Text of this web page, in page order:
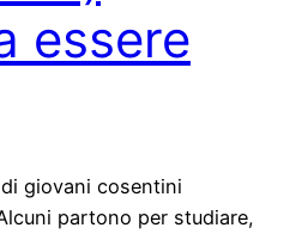
essere
giovani cosentini
partono per studiare,